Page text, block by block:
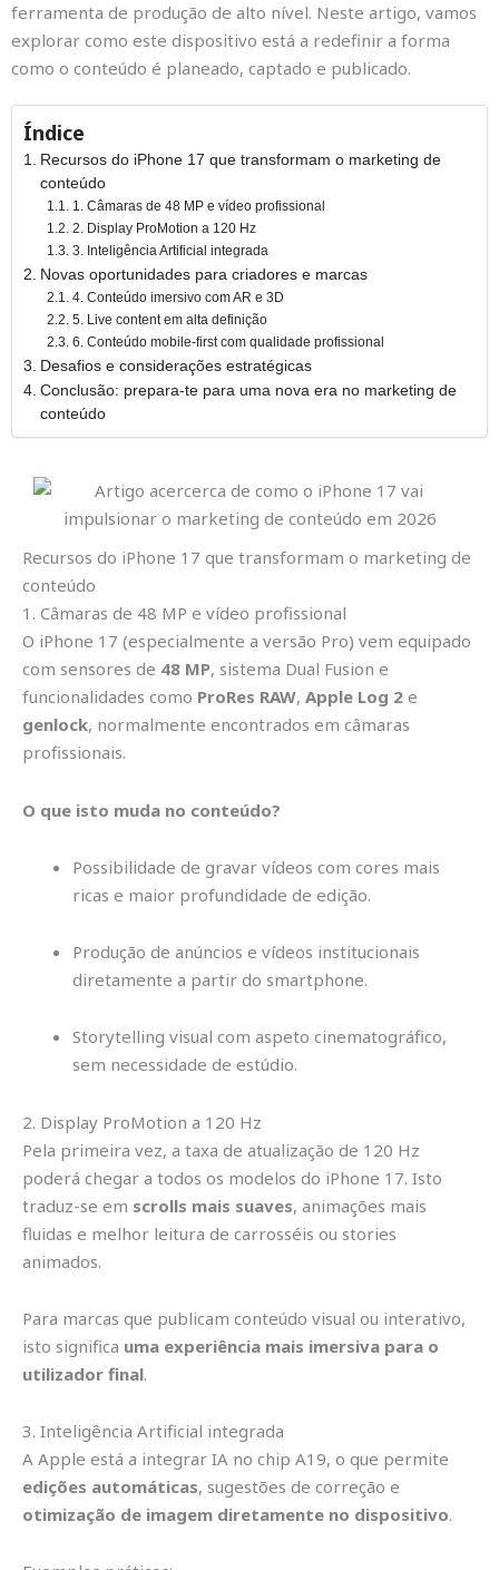
ferramenta de produção de alto nível. Neste artigo, vamos
explorar como este dispositivo está a redefinir a forma
como o conteúdo é planeado, captado e publicado.
Índice
Recursos do iPhone 17 que transformam o marketing de
conteúdo
1. Câmaras de 48 MP e vídeo profissional
2. Display ProMotion a 120 Hz
3. Inteligência Artificial integrada
Novas oportunidades para criadores e marcas
4. Conteúdo imersivo com AR e 3D
5. Live content em alta definição
6. Conteúdo mobile-first com qualidade profissional
Desafios e considerações estratégicas
Conclusão: prepara-te para uma nova era no marketing de
conteúdo
Recursos do iPhone 17 que transformam o marketing de
conteúdo
1. Câmaras de 48 MP e vídeo profissional
O iPhone 17 (especialmente a versão Pro) vem equipado
com sensores de 48 MP, sistema Dual Fusion e
funcionalidades como ProRes RAW, Apple Log 2 e
genlock, normalmente encontrados em câmaras
profissionais.
O que isto muda no conteúdo?
Possibilidade de gravar vídeos com cores mais
ricas e maior profundidade de edição.
Produção de anúncios e vídeos institucionais
diretamente a partir do smartphone.
Storytelling visual com aspeto cinematográfico,
sem necessidade de estúdio.
2. Display ProMotion a 120 Hz
Pela primeira vez, a taxa de atualização de 120 Hz
poderá chegar a todos os modelos do iPhone 17. Isto
traduz-se em scrolls mais suaves, animações mais
fluidas e melhor leitura de carrosséis ou stories
animados.
Para marcas que publicam conteúdo visual ou interativo,
isto significa uma experiência mais imersiva para o
utilizador final.
3. Inteligência Artificial integrada
A Apple está a integrar IA no chip A19, o que permite
edições automáticas, sugestões de correção e
otimização de imagem diretamente no dispositivo.